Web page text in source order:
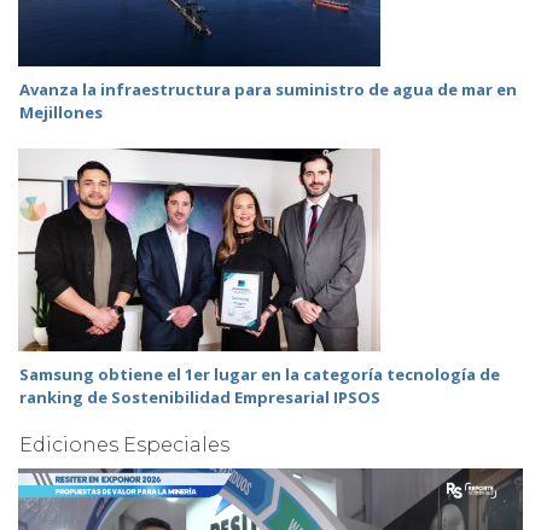
Avanza la infraestructura para suministro de agua de mar en
Mejillones
Samsung obtiene el 1er lugar en la categoría tecnología de
ranking de Sostenibilidad Empresarial IPSOS
Ediciones Especiales